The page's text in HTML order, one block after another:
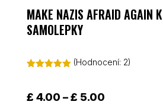
MAKE NAZIS AFRAID AGAIN
SAMOLEPKY
základě
hodnocení
(Hodnocení: 2)
£ 4.00 – £ 5.00Rozpětí